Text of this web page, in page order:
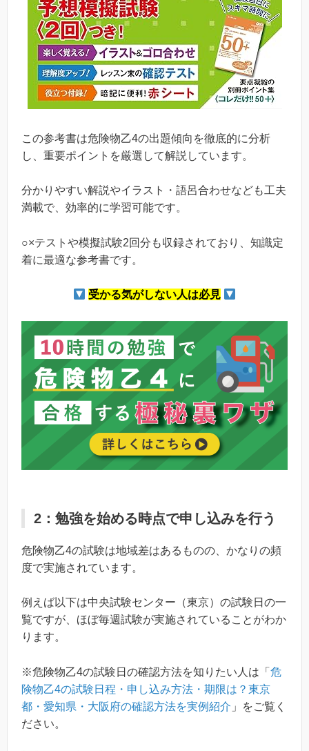
この参考書は危険物乙4の出題傾向を徹底的に分析
し、重要ポイントを厳選して解説しています。
分かりやすい解説やイラスト・語呂合わせなども工夫
満載で、効率的に学習可能です。
○×テストや模擬試験2回分も収録されており、知識定
着に最適な参考書です。
受かる気がしない人は必見
2：勉強を始める時点で申し込みを行う
危険物乙4の試験は地域差はあるものの、かなりの頻
度で実施されています。
例えば以下は中央試験センター（東京）の試験日の一
覧ですが、ほぼ毎週試験が実施されていることがわか
ります。
※危険物乙4の試験日の確認方法を知りたい人は「 危
険物乙4の試験日程・申し込み方法・期限は？東京
都・愛知県・大阪府の確認方法を実例紹介 」をご覧く
ださい。